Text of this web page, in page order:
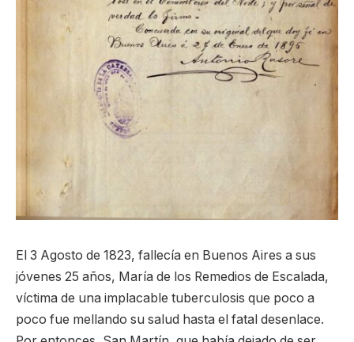
El 3 Agosto de 1823, fallecía en Buenos Aires a sus
jóvenes 25 años, María de los Remedios de Escalada,
víctima de una implacable tuberculosis que poco a
poco fue mellando su salud hasta el fatal desenlace.